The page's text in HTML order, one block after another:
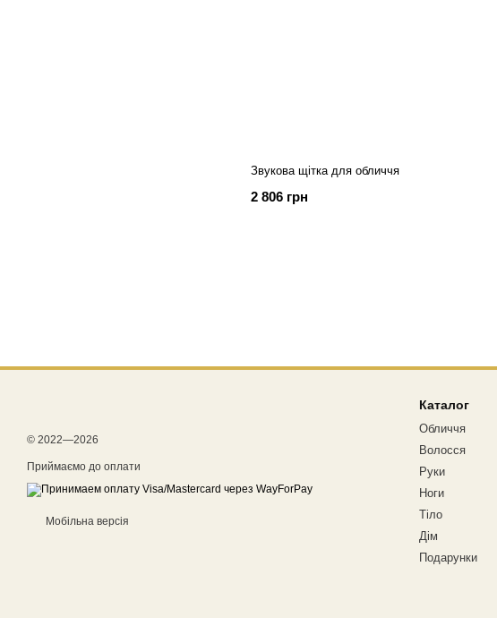
Звукова щітка для обличчя
2 806 грн
© 2022—2026
Приймаємо до оплати
Мобільна версія
Каталог
Обличчя
Волосся
Руки
Ноги
Тіло
Дім
Подарунки